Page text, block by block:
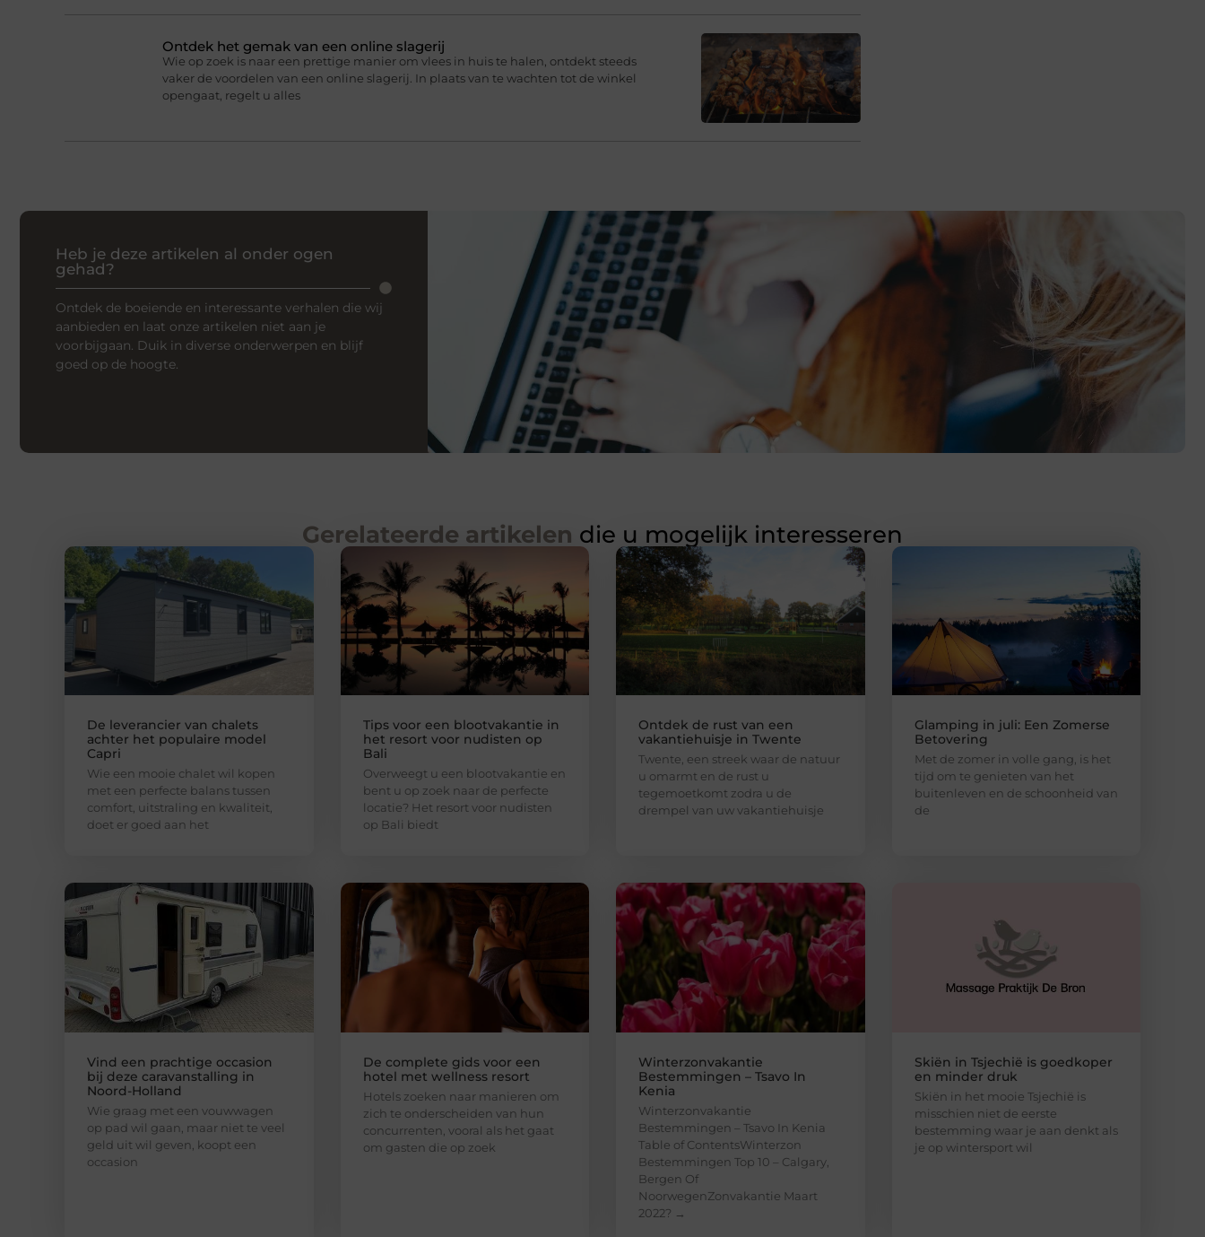
Ontdek het gemak van een online slagerij
Wie op zoek is naar een prettige manier om vlees in huis te halen, ontdekt steeds
vaker de voordelen van een online slagerij. In plaats van te wachten tot de winkel
opengaat, regelt u alles
Heb je deze artikelen al onder ogen
gehad?
Ontdek de boeiende en interessante verhalen die wij
aanbieden en laat onze artikelen niet aan je
voorbijgaan. Duik in diverse onderwerpen en blijf
goed op de hoogte.
Gerelateerde artikelen die u mogelijk interesseren
De leverancier van chalets
achter het populaire model
Capri
Wie een mooie chalet wil kopen
met een perfecte balans tussen
comfort, uitstraling en kwaliteit,
doet er goed aan het
Tips voor een blootvakantie in
het resort voor nudisten op
Bali
Overweegt u een blootvakantie en
bent u op zoek naar de perfecte
locatie? Het resort voor nudisten
op Bali biedt
Ontdek de rust van een
vakantiehuisje in Twente
Twente, een streek waar de natuur
u omarmt en de rust u
tegemoetkomt zodra u de
drempel van uw vakantiehuisje
Glamping in juli: Een Zomerse
Betovering
Met de zomer in volle gang, is het
tijd om te genieten van het
buitenleven en de schoonheid van
de
Vind een prachtige occasion
bij deze caravanstalling in
Noord-Holland
Wie graag met een vouwwagen
op pad wil gaan, maar niet te veel
geld uit wil geven, koopt een
occasion
De complete gids voor een
hotel met wellness resort
Hotels zoeken naar manieren om
zich te onderscheiden van hun
concurrenten, vooral als het gaat
om gasten die op zoek
Winterzonvakantie
Bestemmingen – Tsavo In
Kenia
Winterzonvakantie
Bestemmingen – Tsavo In Kenia
Table of ContentsWinterzon
Bestemmingen Top 10 – Calgary,
Bergen Of
NoorwegenZonvakantie Maart
2022? →
Skiën in Tsjechië is goedkoper
en minder druk
Skiën in het mooie Tsjechië is
misschien niet de eerste
bestemming waar je aan denkt als
je op wintersport wil